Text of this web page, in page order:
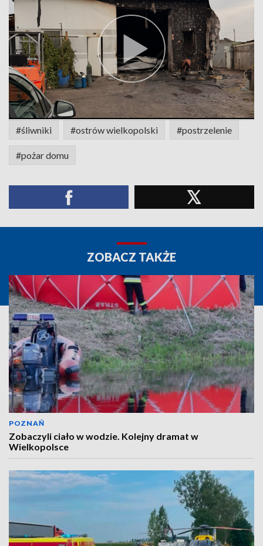
#śliwniki #ostrów wielkopolski #postrzelenie
#pożar domu
ZOBACZ TAKŻE
POZNAŃ
Zobaczyli ciało w wodzie. Kolejny dramat w
Wielkopolsce